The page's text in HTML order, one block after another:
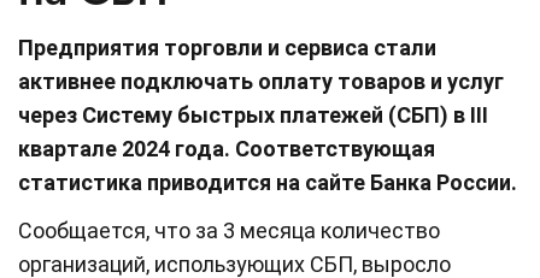
Предприятия торговли и сервиса стали
активнее подключать оплату товаров и услуг
через Систему быстрых платежей (СБП) в III
квартале 2024 года. Соответствующая
статистика приводится на сайте Банка России.
Сообщается, что за 3 месяца количество
организаций, использующих СБП, выросло